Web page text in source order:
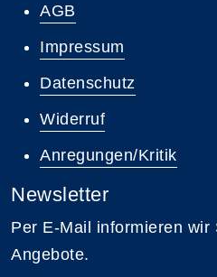
AGB
Impressum
Datenschutz
Widerruf
Anregungen/Kritik
Newsletter
Per E-Mail informieren
Angebote.